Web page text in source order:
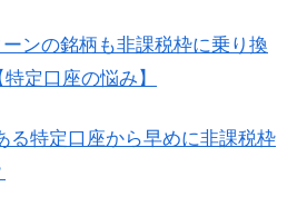
ーンの銘柄も非課税枠に乗り換
定口座の悩み】
る特定口座から早めに非課税枠